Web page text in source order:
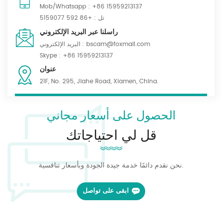
تتماشى أيضًا مع اتجاهات الموضة. بغض النظر عن الصناعة التي تنتمي
إليها، يمكننا أن نقدم لك حلولاً مصممة خصيصًا لك. مرحبًا بكم في الاتصال
بنا لمناقشة كيفية تطبيق أقمشة التمويه الخاصة بنا على مشروعك وتحقيق
تعاون مربح للجانبين!
Mob/Whatsapp : +86 15959213137
تل : +86 592 5159077
راسلنا عبر البريد الإلكتروني
البريد الإلكتروني : bscam@foxmail.com
Skype : +86 15959213137
عنوان
21F, No. 295, Jiahe Road, Xiamen, China.
الحصول على أسعار مجاني
قل لي احتياجاتك
نحن نقدم دائمًا خدمة جيدة الجودة وبأسعار تنافسية.
ابقى على تواصل